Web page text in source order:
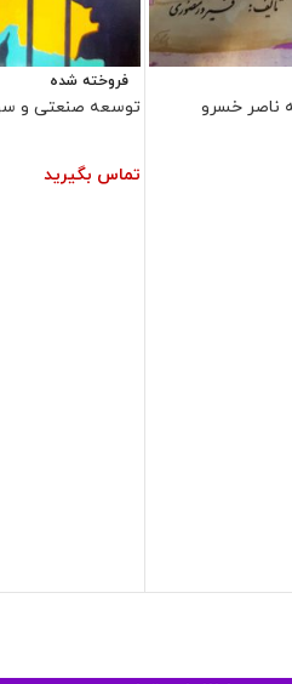
ناصر خسرو
فروخته شده
توسعه صنعتی و
تماس بگیرید